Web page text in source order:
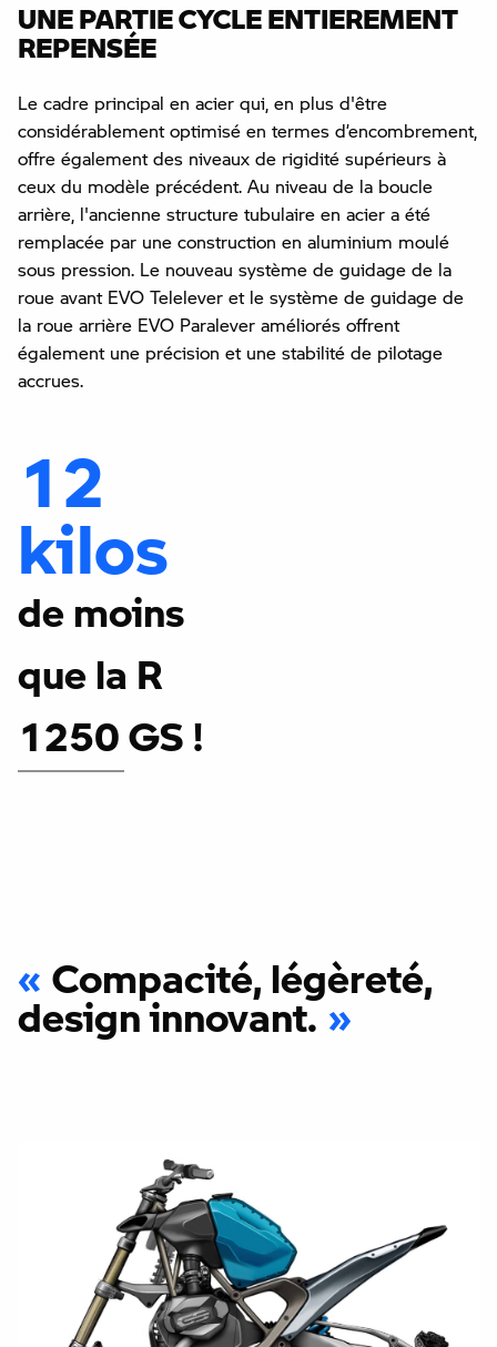
UNE PARTIE CYCLE ENTIEREMENT
REPENSÉE
Le cadre principal en acier qui, en plus d'être
considérablement optimisé en termes d’encombrement,
offre également des niveaux de rigidité supérieurs à
ceux du modèle précédent. Au niveau de la boucle
arrière, l'ancienne structure tubulaire en acier a été
remplacée par une construction en aluminium moulé
sous pression. Le nouveau système de guidage de la
roue avant EVO Telelever et le système de guidage de
la roue arrière EVO Paralever améliorés offrent
également une précision et une stabilité de pilotage
accrues.
12
kilos
de moins
que la R
1250 GS !
Compacité, légèreté,
design innovant.